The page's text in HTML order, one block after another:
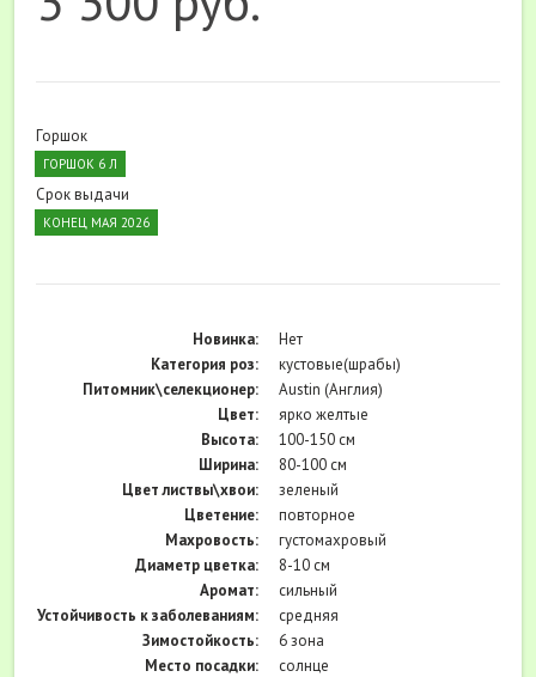
Горшок
ГОРШОК 6 Л
Срок выдачи
КОНЕЦ МАЯ 2026
Новинка:
Нет
Категория роз:
кустовые(шрабы)
Питомник\селекционер:
Austin (Англия)
Цвет:
ярко желтые
Высота:
100-150 см
Ширина:
80-100 см
Цвет листвы\хвои:
зеленый
Цветение:
повторное
Махровость:
густомахровый
Диаметр цветка:
8-10 см
Аромат:
сильный
Устойчивость к заболеваниям:
средняя
Зимостойкость:
6 зона
Место посадки:
солнце